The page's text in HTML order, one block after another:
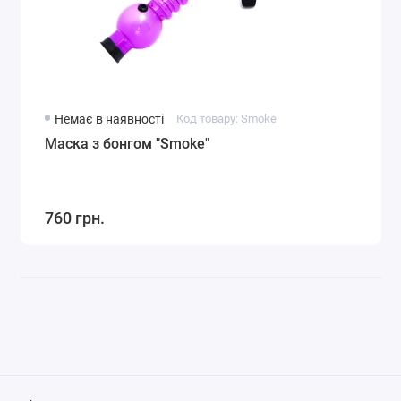
Немає в наявності Код товару: Smoke
Маска з бонгом "Smoke"
760 грн.